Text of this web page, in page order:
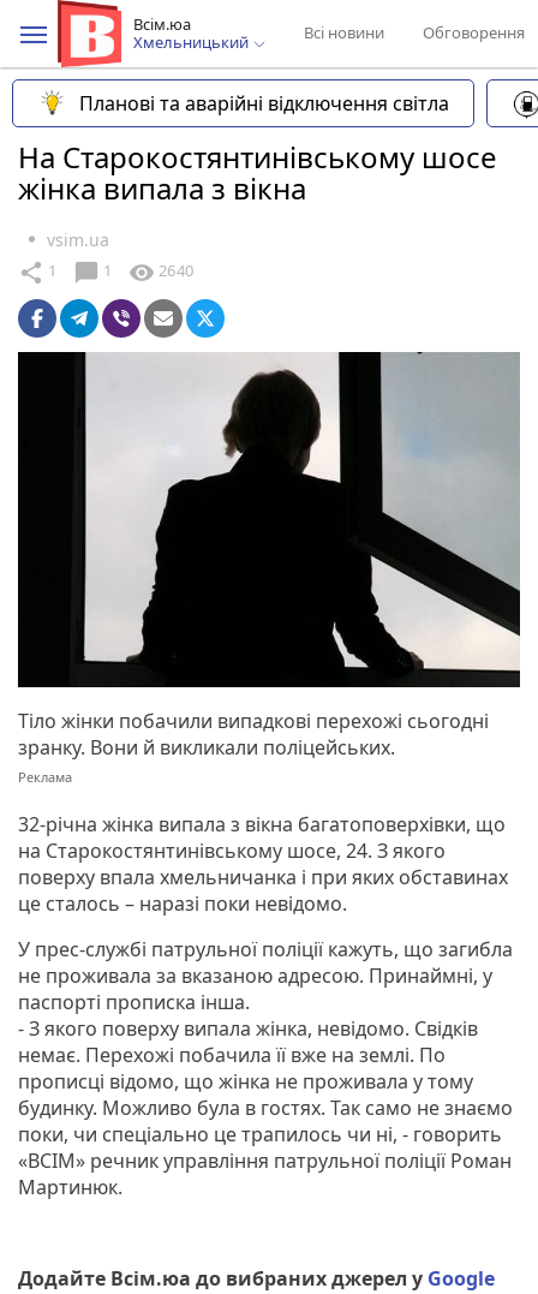
Всім.юа
Хмельницький
Всі новини Обговорення
Планові та аварійні відключення світла
На Старокостянтинівському шосе
жінка випала з вікна
vsim.ua
share 1 chat_bubble 1 visibility 2640
Тіло жінки побачили випадкові перехожі сьогодні
зранку. Вони й викликали поліцейських.
32-річна жінка випала з вікна багатоповерхівки, що
на Старокостянтинівському шосе, 24. З якого
поверху впала хмельничанка і при яких обставинах
це сталось – наразі поки невідомо.
У прес-службі патрульної поліції кажуть, що загибла
не проживала за вказаною адресою. Принаймні, у
паспорті прописка інша.
- З якого поверху випала жінка, невідомо. Свідків
немає. Перехожі побачила її вже на землі. По
прописці відомо, що жінка не проживала у тому
будинку. Можливо була в гостях. Так само не знаємо
поки, чи спеціально це трапилось чи ні, - говорить
«ВСІМ» речник управління патрульної поліції Роман
Мартинюк.
Додайте Всім.юа до вибраних джерел у Google